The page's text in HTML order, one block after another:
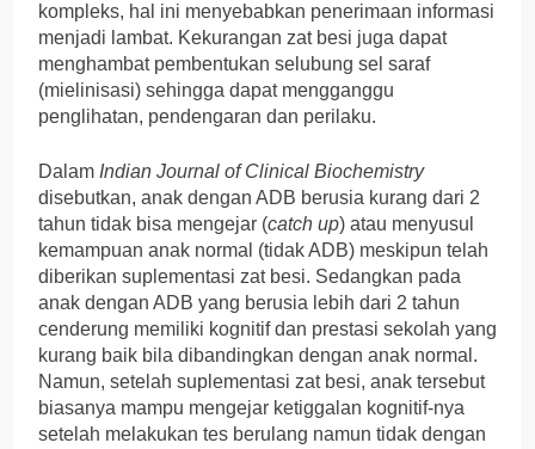
kompleks, hal ini menyebabkan penerimaan informasi
menjadi lambat. Kekurangan zat besi juga dapat
menghambat pembentukan selubung sel saraf
(mielinisasi) sehingga dapat mengganggu
penglihatan, pendengaran dan perilaku.
Dalam Indian Journal of Clinical Biochemistry
disebutkan, anak dengan ADB berusia kurang dari 2
tahun tidak bisa mengejar (catch up) atau menyusul
kemampuan anak normal (tidak ADB) meskipun telah
diberikan suplementasi zat besi. Sedangkan pada
anak dengan ADB yang berusia lebih dari 2 tahun
cenderung memiliki kognitif dan prestasi sekolah yang
kurang baik bila dibandingkan dengan anak normal.
Namun, setelah suplementasi zat besi, anak tersebut
biasanya mampu mengejar ketiggalan kognitif-nya
setelah melakukan tes berulang namun tidak dengan